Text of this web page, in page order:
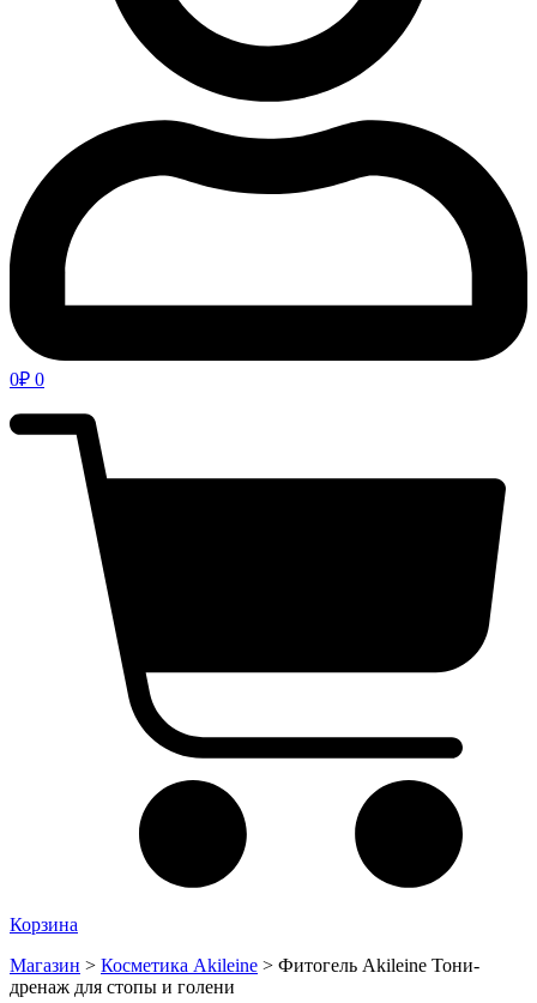
0₽ 0
Корзина
Магазин > Косметика Akileine > Фитогель Akileine Тони-
дренаж для стопы и голени